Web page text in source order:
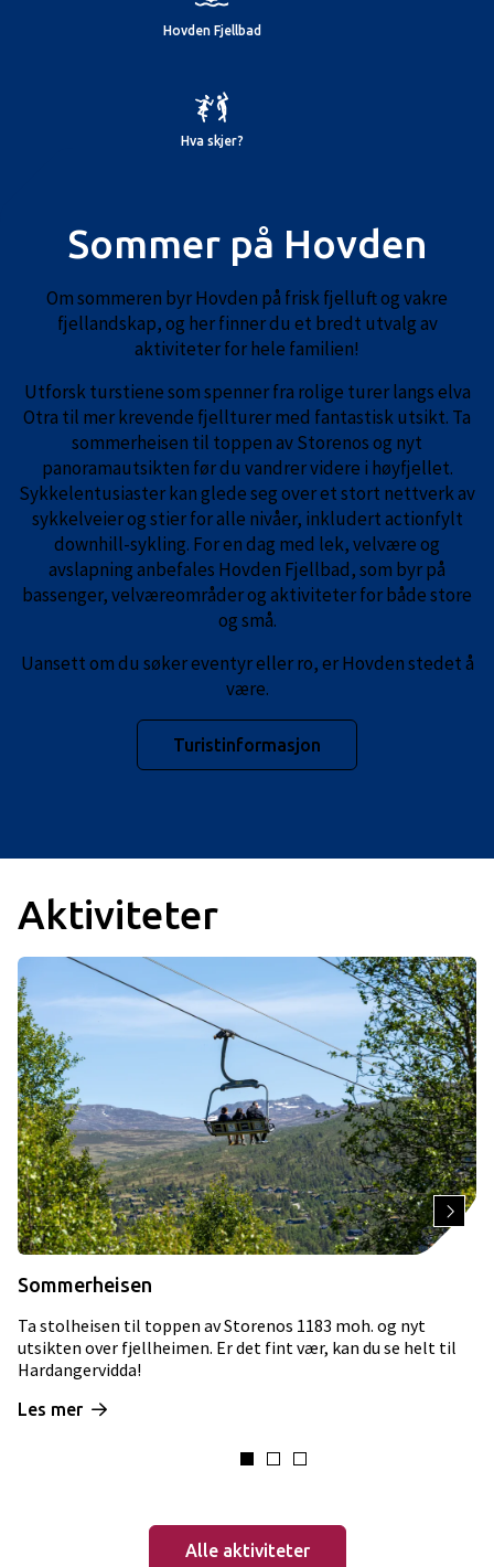
Hovden Fjellbad
Hva skjer?
Sommer på Hovden
Om sommeren byr Hovden på frisk fjelluft og vakre
fjellandskap, og her finner du et bredt utvalg av
aktiviteter for hele familien!
Utforsk turstiene som spenner fra rolige turer langs elva
Otra til mer krevende fjellturer med fantastisk utsikt. Ta
sommerheisen til toppen av Storenos og nyt
panoramautsikten før du vandrer videre i høyfjellet.
Sykkelentusiaster kan glede seg over et stort nettverk av
sykkelveier og stier for alle nivåer, inkludert actionfylt
downhill-sykling. For en dag med lek, velvære og
avslapning anbefales Hovden Fjellbad, som byr på
bassenger, velværeområder og aktiviteter for både store
og små.
Uansett om du søker eventyr eller ro, er Hovden stedet å
være.
Turistinformasjon
Aktiviteter
Sommerheisen
Ta stolheisen til toppen av Storenos 1183 moh. og nyt
utsikten over fjellheimen. Er det fint vær, kan du se helt til
Hardangervidda!
Les mer
Alle aktiviteter